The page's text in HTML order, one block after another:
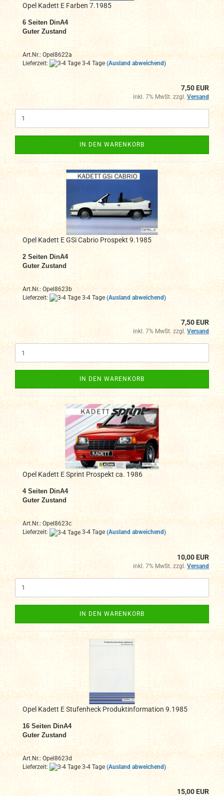
Opel Kadett E Farben 7.1985
6 Seiten DinA4
Guter Zustand
Art.Nr.: Opel8622a
Lieferzeit:
3-4 Tage (Ausland abweichend)
7,50 EUR
inkl. 7% MwSt. zzgl. Versand
IN DEN WARENKORB
Opel Kadett E GSi Cabrio Prospekt 9.1985
2 Seiten DinA4
Guter Zustand
Art.Nr.: Opel8623b
Lieferzeit:
3-4 Tage (Ausland abweichend)
7,50 EUR
inkl. 7% MwSt. zzgl. Versand
IN DEN WARENKORB
Opel Kadett E Sprint Prospekt ca. 1986
4 Seiten DinA4
Guter Zustand
Art.Nr.: Opel8623c
Lieferzeit:
3-4 Tage (Ausland abweichend)
10,00 EUR
inkl. 7% MwSt. zzgl. Versand
IN DEN WARENKORB
Opel Kadett E Stufenheck Produktinformation 9.1985
16 Seiten DinA4
Guter Zustand
Art.Nr.: Opel8623d
Lieferzeit:
3-4 Tage (Ausland abweichend)
15,00 EUR